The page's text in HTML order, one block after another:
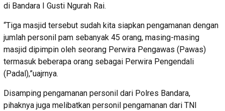
di Bandara I Gusti Ngurah Rai.
“Tiga masjid tersebut sudah kita siapkan pengamanan dengan
jumlah personil pam sebanyak 45 orang, masing-masing
masjid dipimpin oleh seorang Perwira Pengawas (Pawas)
termasuk beberapa orang sebagai Perwira Pengendali
(Padal),”uajrnya.
Disamping pengamanan personil dari Polres Bandara,
pihaknya juga melibatkan personil pengamanan dari TNI